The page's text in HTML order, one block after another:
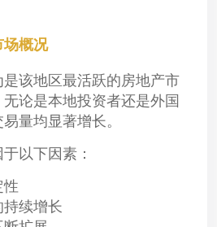
概况
是该地区最活跃的房地产市
论是本地投资者还是外国
量均显著增长。
以下因素：
续增长